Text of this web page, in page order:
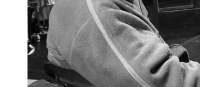
Clasificados
Fúnebres